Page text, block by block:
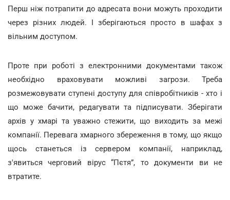
Перш ніж потрапити до адресата вони можуть проходити
через різних людей. І зберігаються просто в шафах з
вільним доступом.
Проте при роботі з електронними документами також
необхідно враховувати можливі загрози. Треба
розмежовувати ступені доступу для співробітників - хто і
що може бачити, редагувати та підписувати. Зберігати
архів у хмарі та уважно стежити, що виходить за межі
компанії. Перевага хмарного збереження в тому, що якщо
щось станеться із сервером компанії, наприклад,
з'явиться черговий вірус “Пєтя”, то документи ви не
втратите.